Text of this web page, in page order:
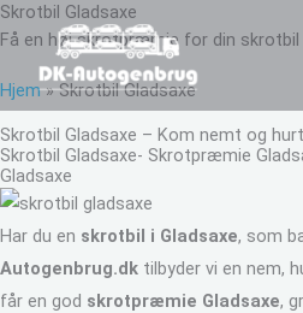
Gå
til
indholdet
Skrotbil Gladsaxe
Få en høj skrotpræmie for din skrotbil
Hjem»Skrotbil Gladsaxe
Skrotbil Gladsaxe – Kom nemt og
Skrotbil Gladsaxe- Skrotpræmie
Gladsaxe
Har du en skrotbil i Gladsaxe, som
Autogenbrug.dk tilbyder vi en nem,
får en god skrotpræmie Gladsaxe,